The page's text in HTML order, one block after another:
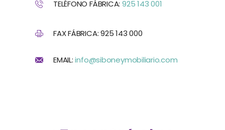
TELÉFONO FÁBRICA: 925 143 001
FAX FÁBRICA: 925 143 000
EMAIL:info@siboneymobiliario.com